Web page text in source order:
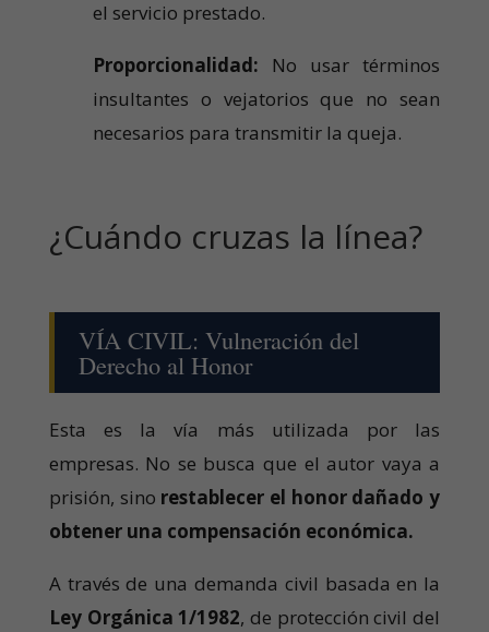
el servicio prestado.
Proporcionalidad: No usar términos
insultantes o vejatorios que no sean
necesarios para transmitir la queja.
¿Cuándo cruzas la línea?
VÍA CIVIL: Vulneración del
Derecho al Honor
Esta es la vía más utilizada por las
empresas. No se busca que el autor vaya a
prisión, sino restablecer el honor dañado y
obtener una compensación económica.
A través de una demanda civil basada en la
Ley Orgánica 1/1982, de protección civil del